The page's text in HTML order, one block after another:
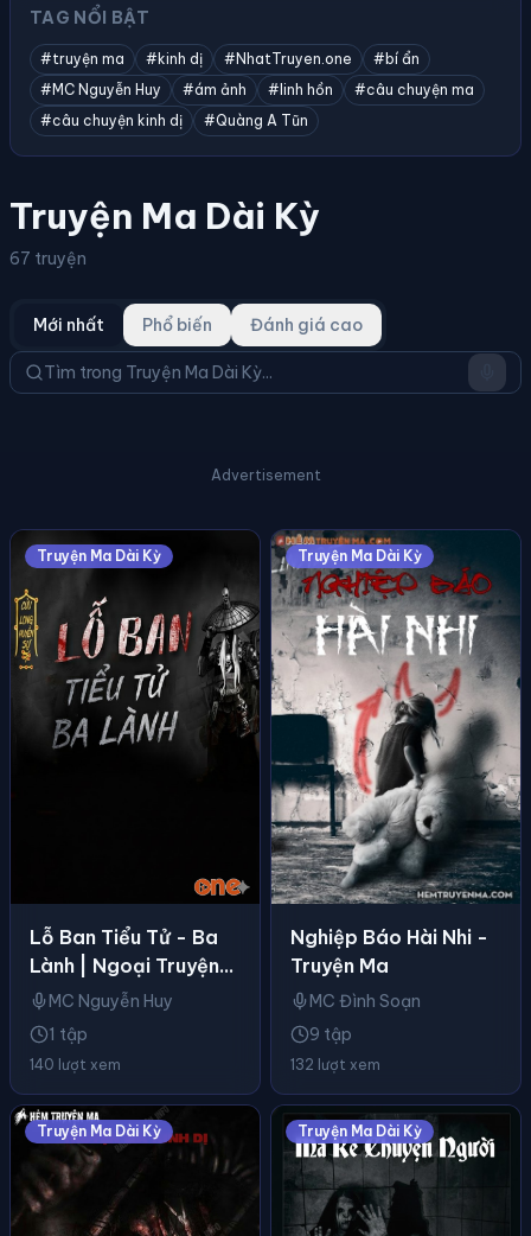
TAG NỔI BẬT
#truyện ma #kinh dị #NhatTruyen.one
#bí ẩn
#MC Nguyễn Huy
#ám ảnh #linh hồn
#câu chuyện ma
#câu chuyện kinh dị
#Quàng A Tũn
Truyện Ma Dài Kỳ
67 truyện
Mới nhất Phổ biến Đánh giá cao
Advertisement
Truyện Ma Dài Kỳ
Lỗ Ban Tiểu Tử - Ba
Lành | Ngoại Truyện
Cửu Long Quái Sự Ký
MC Nguyễn Huy
1 tập
140 lượt xem
Truyện Ma Dài Kỳ
Nghiệp Báo Hài Nhi -
Truyện Ma
MC Đình Soạn
9 tập
132 lượt xem
Truyện Ma Dài Kỳ Truyện Ma Dài Kỳ